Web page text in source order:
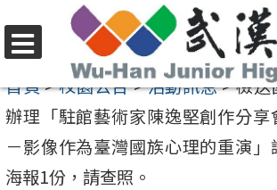
至
要
容
選
單
首頁>校園公告>活動訊息>檢送
辦理「駐館藝術家陳逸堅創作分
－影像作為臺灣國族心理的重演
海報1份，請查照。